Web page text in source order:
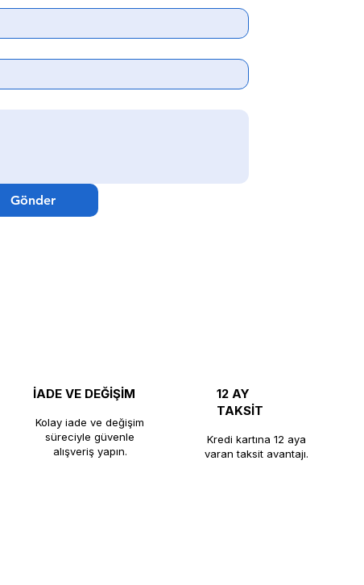
Gönder
İADE VE DEĞİŞİM
Kolay iade ve değişim
süreciyle güvenle
alışveriş yapın.
12 AY
TAKSİT
Kredi kartına 12 aya
varan taksit avantajı.